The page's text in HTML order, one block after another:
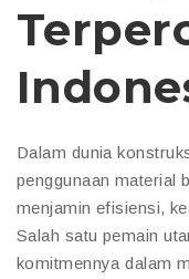
Dalam dunia
penggunaan material
menjamin efisiensi,
Salah satu pemain
komitmennya dalam